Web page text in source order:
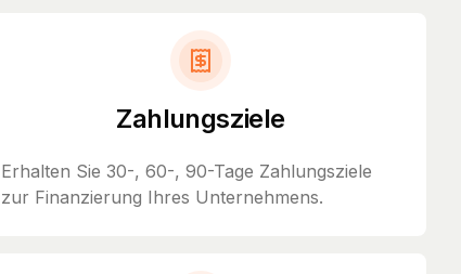
Zahlungsziele
Erhalten Sie 30-, 60-, 90-Tage Zahlungsziele
zur Finanzierung Ihres Unternehmens.